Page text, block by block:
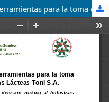
Procesos contables como herramientas para la toma de decisiones en la Industrias Lácteas Toni S.A.